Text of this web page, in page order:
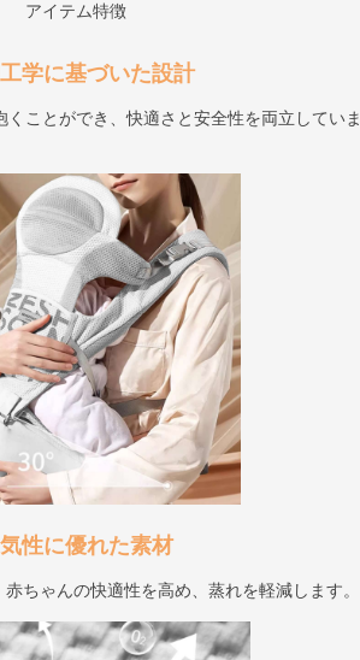
アイテム特徴
学に基づいた設計
ことができ、快適さと安全性を両立していま
性に優れた素材
ちゃんの快適性を高め、蒸れを軽減します。